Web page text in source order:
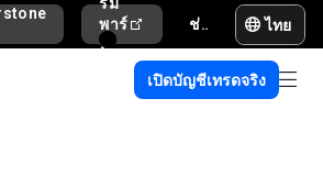
พาร์
ท
ช่วยเหลือและสนับสนุน ไทย
เปิดบัญชีเทรดจริง